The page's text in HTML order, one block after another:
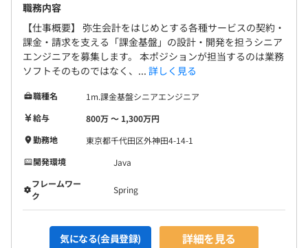
職務内容
【仕事概要】 弥生会計をはじめとする各種サービスの契約・
課金・請求を支える「課金基盤」の設計・開発を担うシニア
エンジニアを募集します。 本ポジションが担当するのは業務
ソフトそのものではなく、... 詳しく見る
職種名
1m.課金基盤シニアエンジニア
給与
800万 〜 1,300万円
勤務地
東京都千代田区外神田4-14-1
開発環境
Java
フレームワー
ク
Spring
気になる(会員登録) 詳細を見る